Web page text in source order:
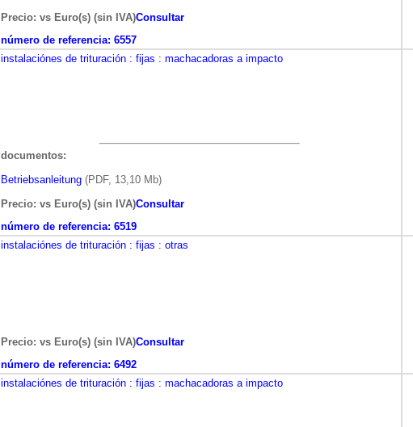
Precio: vs Euro(s) (sin IVA)Consultar
número de referencia: 6557
instalaciónes de trituración : fijas : machacadoras a impacto
documentos:
Betriebsanleitung (PDF, 13,10 Mb)
Precio: vs Euro(s) (sin IVA)Consultar
número de referencia: 6519
instalaciónes de trituración : fijas : otras
Precio: vs Euro(s) (sin IVA)Consultar
número de referencia: 6492
instalaciónes de trituración : fijas : machacadoras a impacto